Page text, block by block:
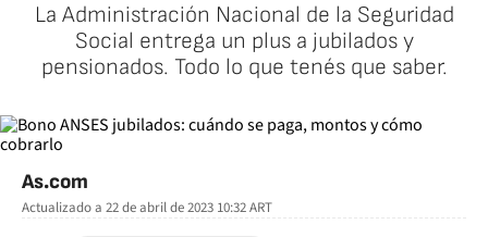
La Administración Nacional de la Seguridad
Social entrega un plus a jubilados y
pensionados. Todo lo que tenés que saber.
As.com
Actualizado a 22 de abril de 2023 10:32ART